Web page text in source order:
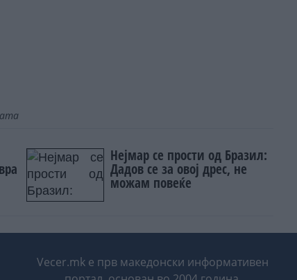
Нејмар се прости од Бразил:
Дадов се за овој дрес, не
можам повеќе
Vecer.mk е прв македонски информативен